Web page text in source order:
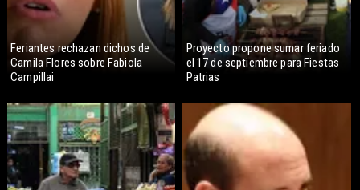
Feriantes rechazan dichos de
Camila Flores sobre Fabiola
Campillai
Proyecto propone sumar feriado
el 17 de septiembre para Fiestas
Patrias